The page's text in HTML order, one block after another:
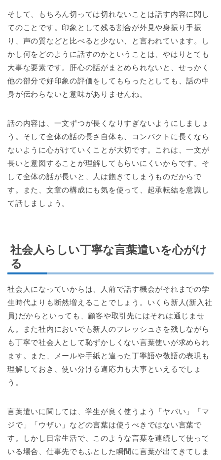
そして、もちろん切っては切れないことは話す内容に関し
てのことです。印象として残る割合が外見や身振り手振
り、声の質などと比べると少ない、と言われています。し
かし何をどのように話すのかということは、やはりとても
大事な要素です。肝心の話がまとめられないと、せっかく
他の部分で好印象の評価をしてもらったとしても、話の中
身が伝わらないと意味がありませんね。
話の内容は、一文ずつが長くなりすぎないようにしましょ
う。そして全体の話の長さ自体も、コンパクトに長くなら
ないように心がけていくことが大切です。これは、一文が
長いと意図することが理解してもらいにくいからです。そ
して全体の話が長いと、人は飽きてしまうものだからで
す。また、文章の構成にも気を使って、起承転結を意識し
て話しましょう。
社会人らしい丁寧な言葉遣いを心がけ
る
社会人になっていからは、人前で話す機会がそれまでの学
生時代よりも断然増えることでしょう。いくら新人(新入社
員)だからといっても、顧客や取引先にはそれは通じませ
ん。また社内においでも新人のフレッシュさを残しながら
も丁寧で社会人として恥ずかしくない言葉使いが求められ
ます。また、メールや手紙と違った丁寧語や敬語の表現も
理解しておき、使い分ける適応力も大事といえるでしょ
う。
言葉遣いに関しては、学生が良く使うよう「ヤバい」「マ
ジで」「ウザい」などの言葉は使うべきではない言葉で
す。しかし日常生活で、このような言葉を連続して使って
いる場合、仕事先でもふとした瞬間に言葉が出てきてしま